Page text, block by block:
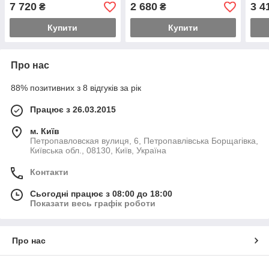
7 720 ₴
Купити
2 680₴
Купити
3
Про нас
88% позитивних з 8 відгуків за рік
Працює з 26.03.2015
м. Київ
Петропавловская вулиця, 6, Петропавлівська Борщагівка,
Київська обл., 08130, Київ, Україна
Контакти
Сьогодні працює з 08:00 до 18:00
Показати весь графік роботи
Про нас